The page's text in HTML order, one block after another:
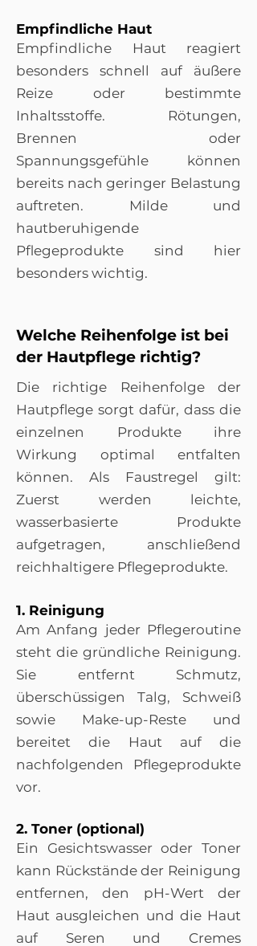
Empfindliche Haut
Empfindliche Haut reagiert
besonders schnell auf äußere
Reize oder bestimmte
Inhaltsstoffe. Rötungen,
Brennen oder
Spannungsgefühle können
bereits nach geringer Belastung
auftreten. Milde und
hautberuhigende
Pflegeprodukte sind hier
besonders wichtig.
Welche Reihenfolge ist bei
der Hautpflege richtig?
Die richtige Reihenfolge der
Hautpflege sorgt dafür, dass die
einzelnen Produkte ihre
Wirkung optimal entfalten
können. Als Faustregel gilt:
Zuerst werden leichte,
wasserbasierte Produkte
aufgetragen, anschließend
reichhaltigere Pflegeprodukte.
1. Reinigung
Am Anfang jeder Pflegeroutine
steht die gründliche Reinigung.
Sie entfernt Schmutz,
überschüssigen Talg, Schweiß
sowie Make-up-Reste und
bereitet die Haut auf die
nachfolgenden Pflegeprodukte
vor.
2. Toner (optional)
Ein Gesichtswasser oder Toner
kann Rückstände der Reinigung
entfernen, den pH-Wert der
Haut ausgleichen und die Haut
auf Seren und Cremes